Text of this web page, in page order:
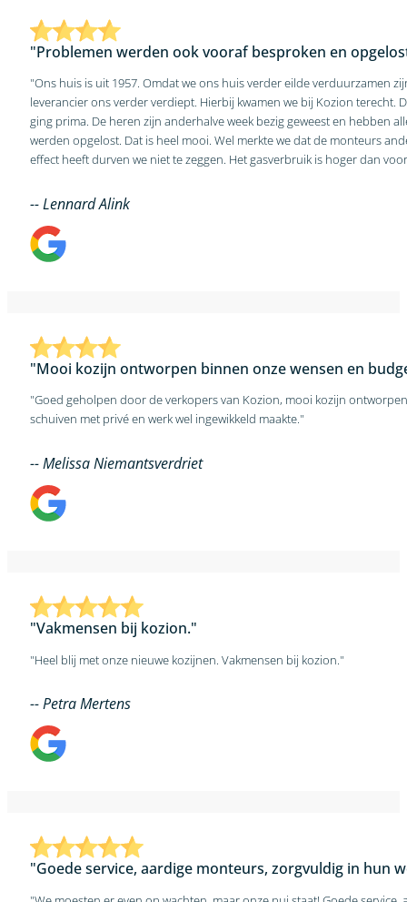
"Problemen werden ook vooraf besproken en
"Ons huis is uit 1957. Omdat we ons huis verder eilde verduurzamen
leverancier ons verder verdiept. Hierbij kwamen we bij Kozion terecht.
ging prima. De heren zijn anderhalve week bezig geweest en hebben
werden opgelost. Dat is heel mooi. Wel merkte we dat de monteurs andere opvattingen hebben over luchtroosters. Of we daar de juiste keuze hebben gemaakt betwijfelen we. Of de investering ook het gewenste
effect heeft durven we niet te zeggen. Het gasverbruik is hoger dan
-- Lennard Alink
"Mooi kozijn ontworpen binnen onze wensen en
"Goed geholpen door de verkopers van Kozion, mooi kozijn
schuiven met privé en werk wel ingewikkeld maakte."
-- Melissa Niemantsverdriet
"Vakmensen bij kozion."
"Heel blij met onze nieuwe kozijnen. Vakmensen bij kozion."
-- Petra Mertens
"Goede service, aardige monteurs, zorgvuldig in hun